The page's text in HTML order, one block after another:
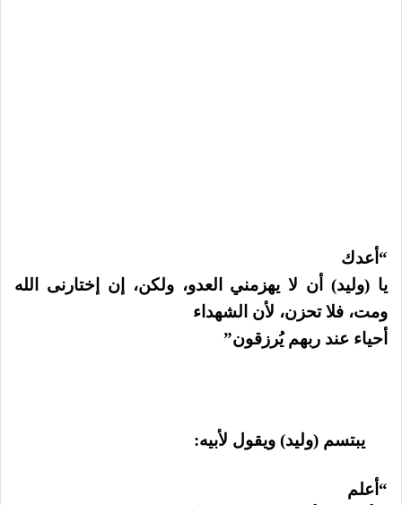
“أعدك
يا (وليد) أن لا يهزمني العدو، ولكن، إن إختارنى الله
ومت، فلا تحزن، لأن الشهداء
أحياء عند ربهم يُرزقون”
يبتسم (وليد) ويقول لأبيه:
“أعلم